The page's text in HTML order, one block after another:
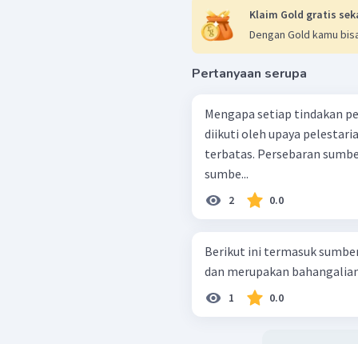
Klaim Gold gratis
Dengan Gold kamu
Pertanyaan serupa
Mengapa setiap tindakan
diikuti oleh upaya pelestarian ? Ketersediaan sumber
terbatas. Persebaran sumber daya alam tidak merata. Kerusakan
sumbe...
2 0.0
Berikut ini termasuk
dan merupakan
1 0.0